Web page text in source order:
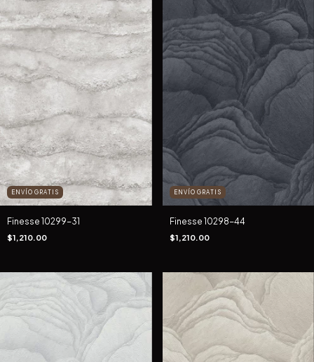
ENVÍO GRATIS
Finesse 10299-31
$1,210.00
ENVÍO GRATIS
Finesse 10298-44
$1,210.00